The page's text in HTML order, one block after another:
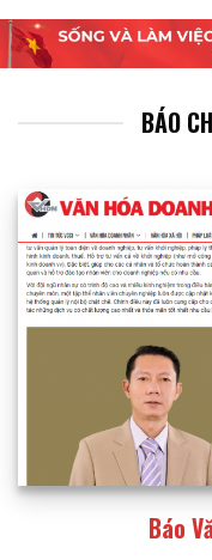
BÁO
Báo